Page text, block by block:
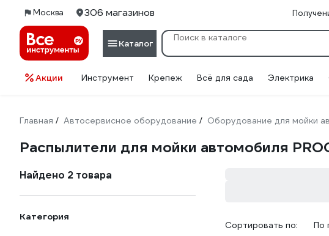
Москва 306 магазинов
Каталог
Акции Инструмент Крепеж Всё для сада Электрика
Главная / Автосервисное оборудование / Оборудование для мойки
Распылители для мойки автомобиля
Найдено 2 товара
Категория
Сортировать по: По